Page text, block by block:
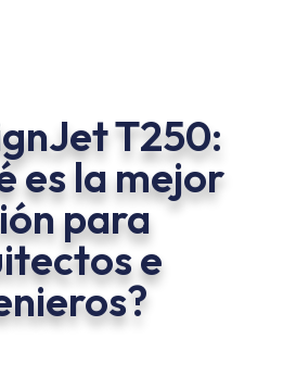
T250:
es la mejor
para
e